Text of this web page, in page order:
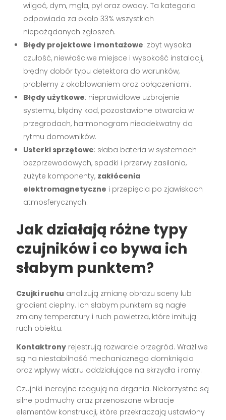
wilgoć, dym, mgła, pył oraz owady. Ta kategoria
odpowiada za około 33% wszystkich
niepożądanych zgłoszeń.
Błędy projektowe i montażowe: zbyt wysoka
czułość, niewłaściwe miejsce i wysokość instalacji,
błędny dobór typu detektora do warunków,
problemy z okablowaniem oraz połączeniami.
Błędy użytkowe: nieprawidłowe uzbrojenie
systemu, błędny kod, pozostawione otwarcia w
przegrodach, harmonogram nieadekwatny do
rytmu domowników.
Usterki sprzętowe: słaba bateria w systemach
bezprzewodowych, spadki i przerwy zasilania,
zużyte komponenty, zakłócenia
elektromagnetyczne i przepięcia po zjawiskach
atmosferycznych.
Jak działają różne typy
czujników i co bywa ich
słabym punktem?
Czujki ruchu analizują zmianę obrazu sceny lub
gradient cieplny. Ich słabym punktem są nagłe
zmiany temperatury i ruch powietrza, które imitują
ruch obiektu.
Kontaktrony rejestrują rozwarcie przegród. Wrażliwe
są na niestabilność mechanicznego domknięcia
oraz wpływy wiatru oddziałujące na skrzydła i ramy.
Czujniki inercyjne reagują na drgania. Niekorzystne są
silne podmuchy oraz przenoszone wibracje
elementów konstrukcji, które przekraczają ustawiony